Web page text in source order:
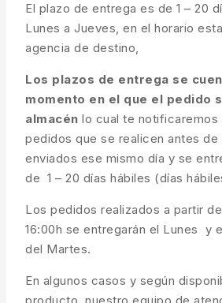
El plazo de entrega es de 1 – 20
Lunes a Jueves, en el horario
agencia de destino,
Los plazos de entrega se
momento en el que el pedido
almacén lo cual te notificaremos
pedidos que se realicen antes de
enviados ese mismo día y se
de 1 – 20 días hábiles (días
Los pedidos realizados a partir
16:00h se entregarán el Lunes y
del Martes.
En algunos casos y según